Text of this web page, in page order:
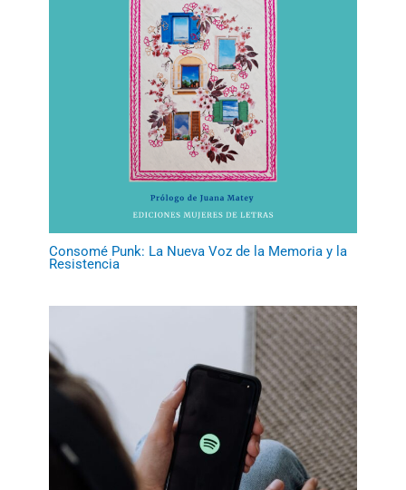
Consomé Punk: La Nueva Voz de la Memoria y la
Resistencia